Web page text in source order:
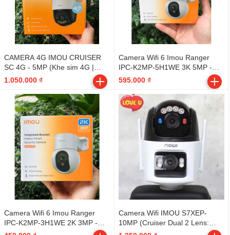
CAMERA 4G IMOU CRUISER
SC 4G - 5MP (Khe sim 4G |
Quay quét 360 | Đàm thoại 2
chiều | Đèn xanh đỏ | Mã: IPC-
K7FP-5H0TE) - Outdoor
1.050.000 ₫
Camera Wifi 6 Imou Ranger
IPC-K2MP-5H1WE 3K 5MP -
Indoor
595.000 ₫
Camera Wifi 6 Imou Ranger
IPC-K2MP-3H1WE 2K 3MP -
Indoor
Camera Wifi IMOU S7XEP-
10MP (Cruiser Dual 2 Lens:
5MP+5MP | FullColor) - Outdoor